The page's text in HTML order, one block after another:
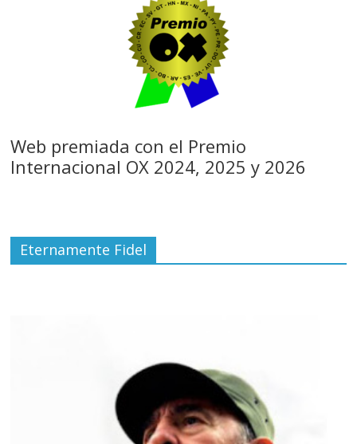
Web premiada con el Premio
Internacional OX 2024, 2025 y 2026
Eternamente Fidel